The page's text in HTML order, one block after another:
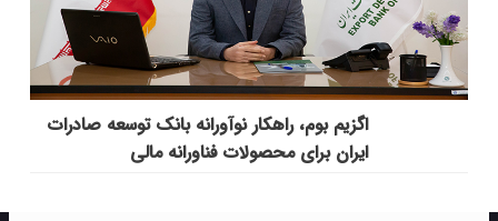
اگزیم بوم، راهکار نوآورانه بانک توسعه صادرات
ایران برای محصولات فناورانه مالی